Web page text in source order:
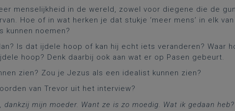
menselijkheid in de wereld, zowel voor diegene die de
Hoe of in wat herken je dat stukje ‘meer mens’ in elk
kunnen noemen?
Is dat ijdele hoop of kan hij echt iets veranderen? Waar
hoop? Denk daarbij ook aan wat er op Pasen gebeurt.
zien? Zou je Jezus als een idealist kunnen zien?
van Trevor uit het interview?
dankzij mijn moeder. Want ze is zo moedig. Wat ik gedaan